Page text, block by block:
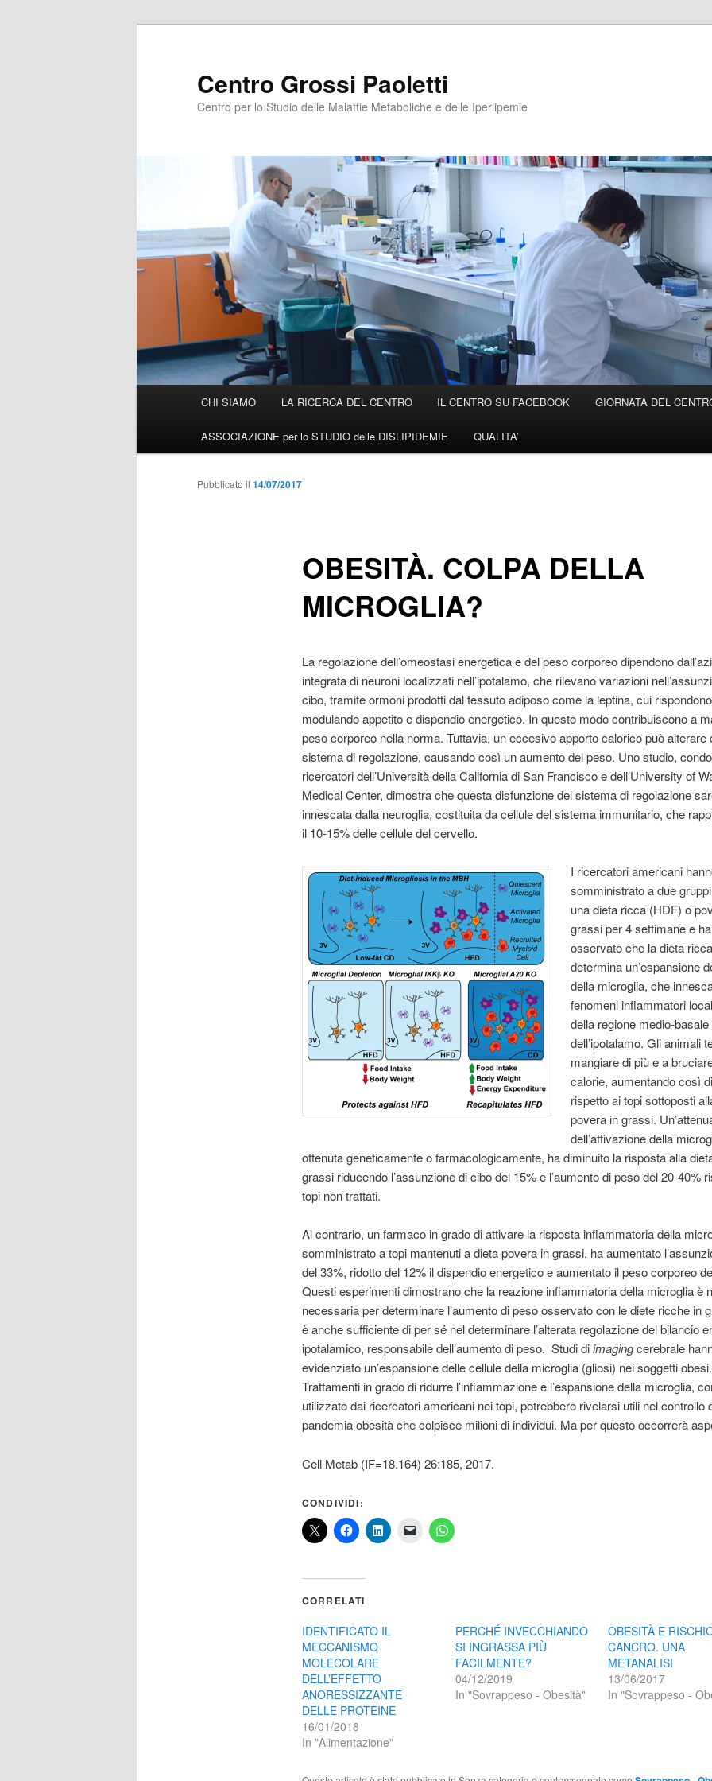
Centro Grossi Paoletti
Centro per lo Studio delle Malattie Metaboliche e delle Iperlipemie
Vai
al
contenuto
CHI SIAMO LA RICERCA DEL CENTRO IL CENTRO SU FACEBOOK GIORNATA DEL
ASSOCIAZIONE per lo STUDIO delle DISLIPIDEMIE QUALITA’
OBESITÀ. COLPA DELLA
MICROGLIA?
Pubblicato il 14/07/2017
La regolazione dell’omeostasi energetica e del peso corporeo dipendono
integrata di neuroni localizzati nell’ipotalamo, che rilevano variazioni
cibo, tramite ormoni prodotti dal tessuto adiposo come la leptina, cui rispondono
modulando appetito e dispendio energetico. In questo modo contribuiscono a
peso corporeo nella norma. Tuttavia, un eccesivo apporto calorico può alterare
sistema di regolazione, causando così un aumento del peso. Uno studio,
ricercatori dell’Università della California di San Francisco e dell’University of
Medical Center, dimostra che questa disfunzione del sistema di regolazione
innescata dalla neuroglia, costituita da cellule del sistema immunitario, che
il 10-15% delle cellule del cervello.
I ricercatori americani
somministrato a due
una dieta ricca (HDF) o
grassi per 4 settimane e
osservato che la dieta
determina un’espansione
della microglia, che
fenomeni infiammatori
della regione medio-basale
dell’ipotalamo. Gli animali
mangiare di più e a
calorie, aumentando così
rispetto ai topi sottoposti
povera in grassi.
dell’attivazione della
ottenuta geneticamente o farmacologicamente, ha diminuito la risposta alla
grassi riducendo l’assunzione di cibo del 15% e l’aumento di peso del 20-40%
topi non trattati.
Al contrario, un farmaco in grado di attivare la risposta infiammatoria della
somministrato a topi mantenuti a dieta povera in grassi, ha aumentato
del 33%, ridotto del 12% il dispendio energetico e aumentato il peso corporeo
Questi esperimenti dimostrano che la reazione infiammatoria della microglia è
necessaria per determinare l’aumento di peso osservato con le diete ricche in
è anche sufficiente di per sé nel determinare l’alterata regolazione del bilancio
ipotalamico, responsabile dell’aumento di peso. Studi diimagingcerebrale
evidenziato un’espansione delle cellule della microglia (gliosi) nei soggetti obesi.
Trattamenti in grado di ridurre l’infiammazione e l’espansione della microglia,
utilizzato dai ricercatori americani nei topi, potrebbero rivelarsi utili nel controllo
pandemia obesità che colpisce milioni di individui. Ma per questo occorrerà
Cell Metab (IF=18.164) 26:185, 2017.
CONDIVIDI:
CORRELATI
IDENTIFICATO IL
MECCANISMO
MOLECOLARE
DELL’EFFETTO
ANORESSIZZANTE
DELLE PROTEINE
16/01/2018
In "Alimentazione"
PERCHÉ INVECCHIANDO
SI INGRASSA PIÙ
FACILMENTE?
04/12/2019
In "Sovrappeso - Obesità"
OBESITÀ E
CANCRO. UNA
METANALISI
13/06/2017
In "Sovrappeso -